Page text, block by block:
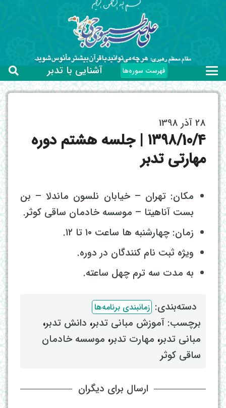
فهرست سوره‌ها آشنایی با تدبر
28 آذر 1398
۱۳۹۸/10/4 | جلسه هشتم دوره
مهارتی تدبر
مکان: تهران – خیابان نلسون ماندلا – بن
بست آناهیتا – موسسه خادمان ساقی کوثر.
زمان: چهارشنبه ها ساعت ۱۰ تا ۱۲.
ویژه ثبت نام کنندگان در دوره.
به مدت سه ترم چهل ساعته.
دسته‌بندی: ‌ زمانبندی برنامه‌ها
برچسب: ‌ آموزش مبانی تدبر، ‌ دانش تدبر،
مبانی تدبر، ‌ مهارت تدبر، ‌ موسسه خادمان
ساقی کوثر
ارسال برای دیگران